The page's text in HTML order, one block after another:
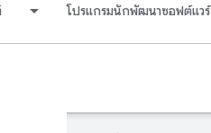
โปรแกรมนักพัฒนาซอฟต์แวร์